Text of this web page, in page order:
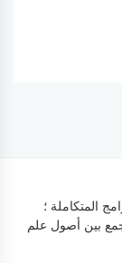
المتكاملة ؛
بين أصول علم